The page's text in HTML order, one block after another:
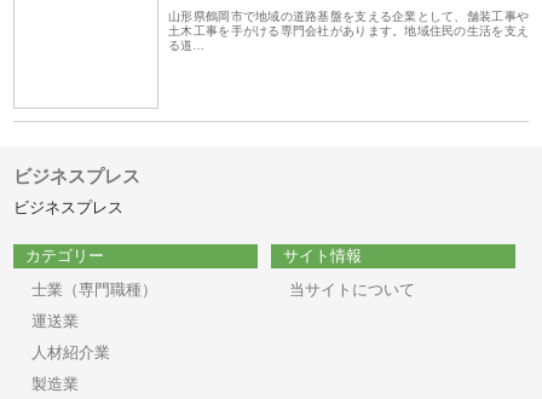
山形県鶴岡市で地域の道路基盤を支える企業として、舗装工事や
土木工事を手がける専門会社があります。地域住民の生活を支え
る道…
ビジネスプレス
ビジネスプレス
カテゴリー
士業（専門職種）
運送業
人材紹介業
製造業
サイト情報
当サイトについて